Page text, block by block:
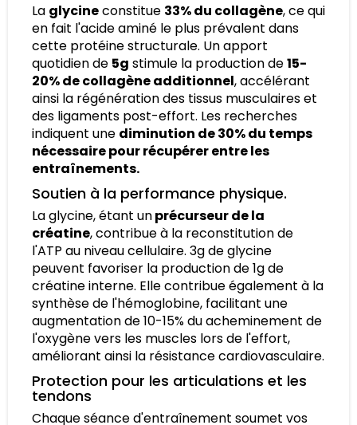
La glycineconstitue 33% du collagène, ce qui
en fait l'acide aminé le plus prévalent dans
cette protéine structurale. Un apport
quotidien de 5g stimule la production de15-
20% de collagène additionnel, accélérant
ainsi la régénération des tissus musculaires et
des ligaments post-effort. Les recherches
indiquent une diminution de 30% du temps
nécessaire pour récupérer entre les
entraînements.
Soutien à la performance physique.
La glycine, étant unprécurseur de la
créatine, contribue à la reconstitution de
l'ATP au niveau cellulaire. 3g de glycine
peuvent favoriser la production de 1g de
créatine interne. Elle contribue également à la
synthèse de l'hémoglobine, facilitant une
augmentation de 10-15% du acheminement de
l'oxygène vers les muscles lors de l'effort,
améliorant ainsi la résistance cardiovasculaire.
Protection pour les articulations et les
tendons
Chaque séance d'entraînement soumet vos